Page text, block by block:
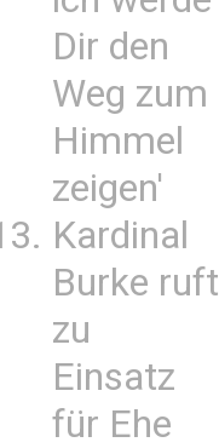
Dir den
Weg zum
Himmel
zeigen'
Kardinal
Burke ruft
zu
Einsatz
für Ehe